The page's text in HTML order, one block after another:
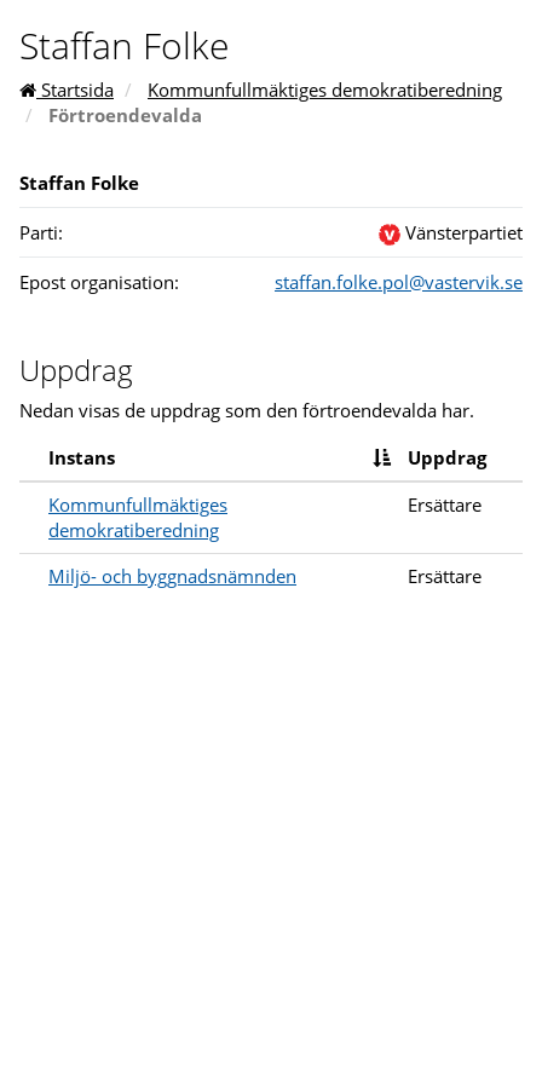
Staffan Folke
Startsida
Kommunfullmäktiges demokratiberedning
Förtroendevalda
Staffan Folke
Vänsterpartiet
Parti:
staffan.folke.pol@vastervik.se
Epost organisation:
Uppdrag
Nedan visas de uppdrag som den förtroendevalda har.
Instans
Uppdrag
Kommunfullmäktiges
demokratiberedning
Ersättare
Miljö- och byggnadsnämnden Ersättare